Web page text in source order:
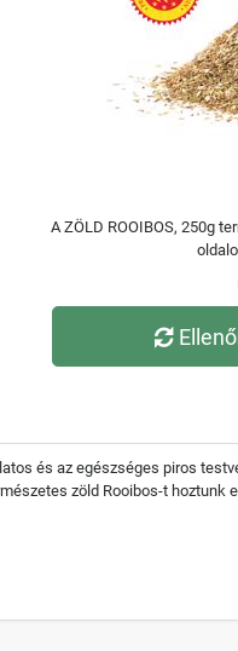
A ZÖLD ROOIBOS, 250g
és az egészséges piros
zöld Rooibos-t hoztunk